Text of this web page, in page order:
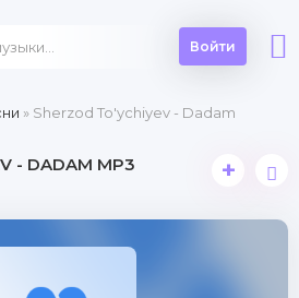
Войти
» Sherzod To'ychiyev - Dadam
- DADAM MP3 +